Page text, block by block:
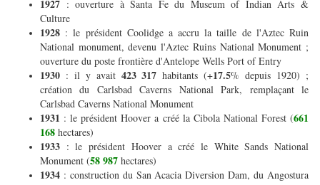
1927 : ouverture à Santa Fe du Museum of Indian Arts &
Culture
1928 : le président Coolidge a accru la taille de l'Aztec Ruin
National monument, devenu l'Aztec Ruins National Monument ;
ouverture du poste frontière d'Antelope Wells Port of Entry
1930 : il y avait 423 317 habitants (+17.5% depuis 1920) ;
création du Carlsbad Caverns National Park, remplaçant le
Carlsbad Caverns National Monument
1931 : le président Hoover a créé la Cibola National Forest (661
168 hectares)
1933 : le président Hoover a créé le White Sands National
Monument (58 987 hectares)
1934 : construction du San Acacia Diversion Dam, du Angostura